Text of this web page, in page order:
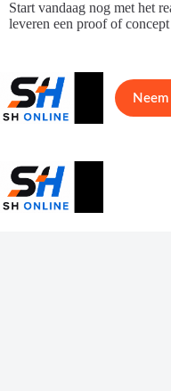
Ga
naar
Start vandaag nog met het
leveren een proof of